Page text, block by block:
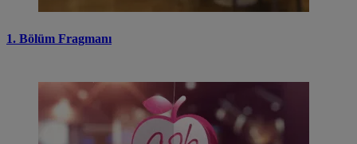
1. Bölüm Fragmanı